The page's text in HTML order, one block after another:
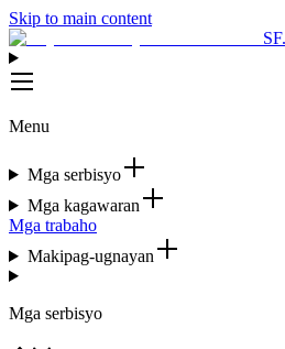
Skip to main content
Menu
Mga serbisyo
Mga kagawaran
Mga trabaho
Makipag-ugnayan
Mga serbisyo